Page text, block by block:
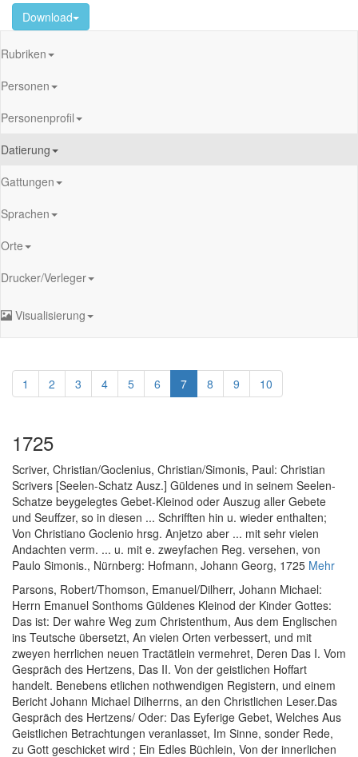
Download
Rubriken
Personen
Personenprofil
Datierung
Gattungen
Sprachen
Orte
Drucker/Verleger
Visualisierung
1 2 3 4 5 6 7 8 9 10
1725
Scriver, Christian/Goclenius, Christian/Simonis, Paul: Christian
Scrivers [Seelen-Schatz Ausz.] Güldenes und in seinem Seelen-
Schatze beygelegtes Gebet-Kleinod oder Auszug aller Gebete
und Seuffzer, so in diesen ... Schrifften hin u. wieder enthalten;
Von Christiano Goclenio hrsg. Anjetzo aber ... mit sehr vielen
Andachten verm. ... u. mit e. zweyfachen Reg. versehen, von
Paulo Simonis., Nürnberg: Hofmann, Johann Georg, 1725 Mehr
Parsons, Robert/Thomson, Emanuel/Dilherr, Johann Michael:
Herrn Emanuel Sonthoms Güldenes Kleinod der Kinder Gottes:
Das ist: Der wahre Weg zum Christenthum, Aus dem Englischen
ins Teutsche übersetzt, An vielen Orten verbessert, und mit
zweyen herrlichen neuen Tractätlein vermehret, Deren Das I. Vom
Gespräch des Hertzens, Das II. Von der geistlichen Hoffart
handelt. Benebens etlichen nothwendigen Registern, und einem
Bericht Johann Michael Dilherrns, an den Christlichen Leser.Das
Gespräch des Hertzens/ Oder: Das Eyferige Gebet, Welches Aus
Geistlichen Betrachtungen veranlasset, Im Sinne, sonder Rede,
zu Gott geschicket wird ; Ein Edles Büchlein, Von der innerlichen